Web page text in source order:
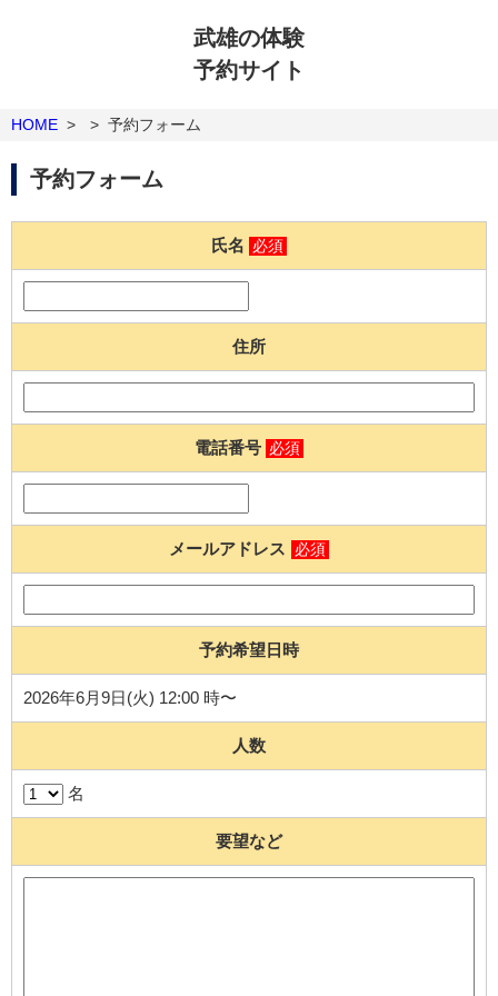
武雄の体験
予約サイト
HOME > > 予約フォーム
予約フォーム
氏名 必須
住所
電話番号 必須
メールアドレス 必須
予約希望日時
2026年6月9日(火) 12:00 時〜
人数
名
要望など